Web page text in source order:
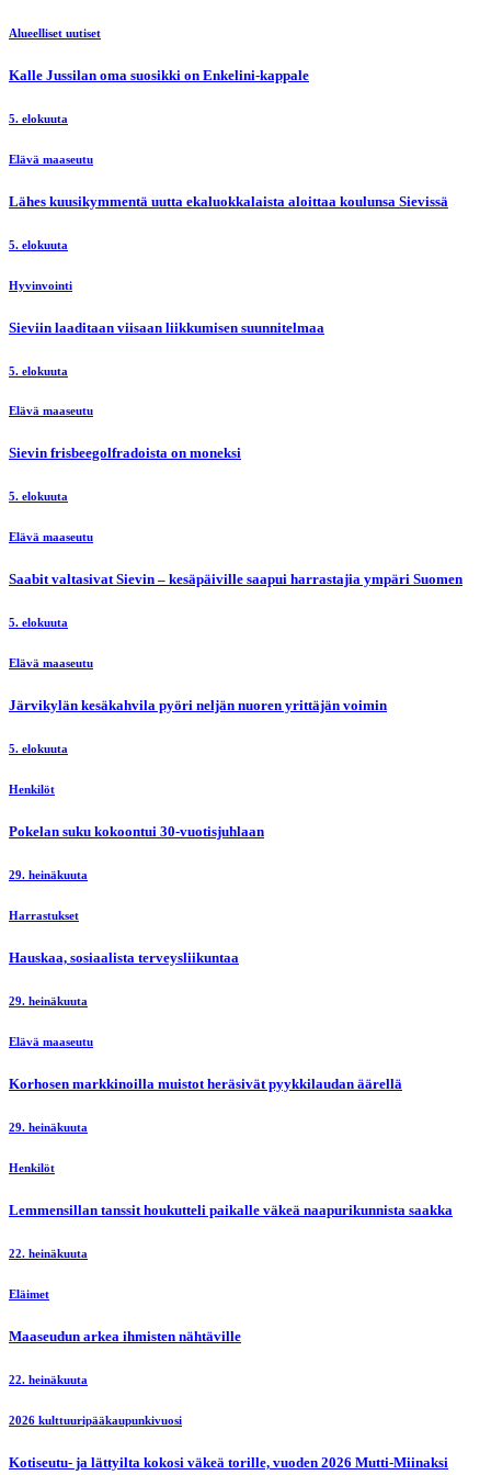
Alueelliset uutiset
Kalle Jussilan oma suosikki on Enkelini-kappale
5. elokuuta
Elävä maaseutu
Lähes kuusikymmentä uutta ekaluokkalaista aloittaa koulunsa Sievissä
5. elokuuta
Hyvinvointi
Sieviin laaditaan viisaan liikkumisen suunnitelmaa
5. elokuuta
Elävä maaseutu
Sievin frisbeegolfradoista on moneksi
5. elokuuta
Elävä maaseutu
Saabit valtasivat Sievin – kesäpäiville saapui harrastajia ympäri Suomen
5. elokuuta
Elävä maaseutu
Järvikylän kesäkahvila pyöri neljän nuoren yrittäjän voimin
5. elokuuta
Henkilöt
Pokelan suku kokoontui 30-vuotisjuhlaan
29. heinäkuuta
Harrastukset
Hauskaa, sosiaalista terveysliikuntaa
29. heinäkuuta
Elävä maaseutu
Korhosen markkinoilla muistot heräsivät pyykkilaudan äärellä
29. heinäkuuta
Henkilöt
Lemmensillan tanssit houkutteli paikalle väkeä naapurikunnista saakka
22. heinäkuuta
Eläimet
Maaseudun arkea ihmisten nähtäville
22. heinäkuuta
2026 kulttuuripääkaupunkivuosi
Kotiseutu- ja lättyilta kokosi väkeä torille, vuoden 2026 Mutti-Miinaksi